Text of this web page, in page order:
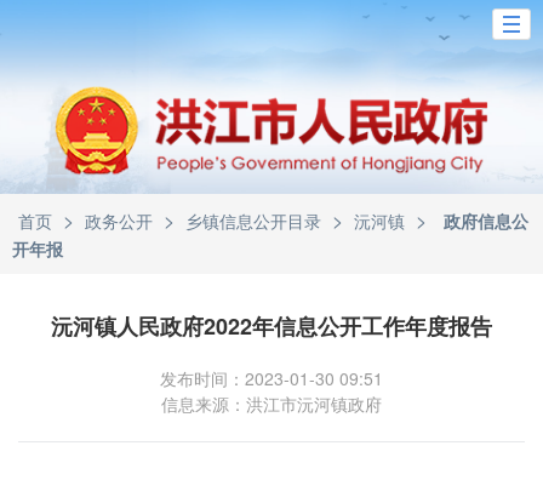
首页 > 政务公开 > 乡镇信息公开目录 > 沅河镇 >
政府信息公
开年报
沅河镇人民政府2022年信息公开工作年度报告
发布时间：2023-01-30 09:51
信息来源：洪江市沅河镇政府